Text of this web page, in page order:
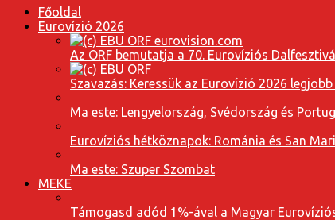
Főoldal
Eurovízió 2026
Az ORF bemutatja a 70. Eurovíziós
Szavazás: Keressük az Eurovízió 2026
Ma este: Lengyelország, Svédország és
Eurovíziós hétköznapok: Románia és San
Ma este: Szuper Szombat
MEKE
Támogasd adód 1%-ával a Magyar